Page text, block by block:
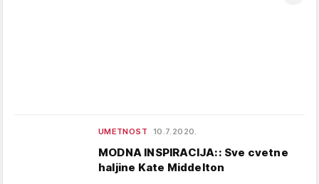
UMETNOST 10.7.2020.
MODNA INSPIRACIJA:: Sve cvetne
haljine Kate Middelton